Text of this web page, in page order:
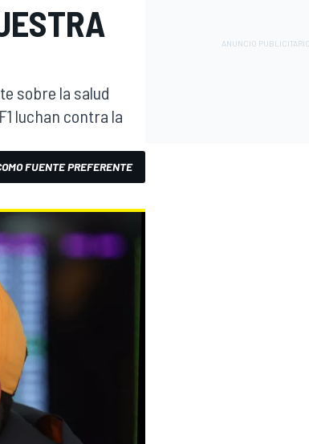
sobre la salud
luchan contra la
FUENTE PREFERENTE